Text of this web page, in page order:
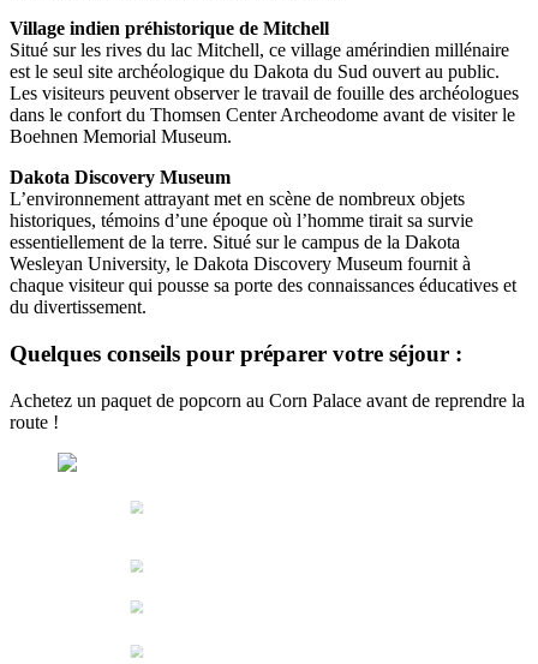
Village indien préhistorique de Mitchell
Situé sur les rives du lac Mitchell, ce village amérindien millénaire
est le seul site archéologique du Dakota du Sud ouvert au public.
Les visiteurs peuvent observer le travail de fouille des archéologues
dans le confort du Thomsen Center Archeodome avant de visiter le
Boehnen Memorial Museum.
Dakota Discovery Museum
L’environnement attrayant met en scène de nombreux objets
historiques, témoins d’une époque où l’homme tirait sa survie
essentiellement de la terre. Situé sur le campus de la Dakota
Wesleyan University, le Dakota Discovery Museum fournit à
chaque visiteur qui pousse sa porte des connaissances éducatives et
du divertissement.
Quelques conseils pour préparer votre séjour :
Achetez un paquet de popcorn au Corn Palace avant de reprendre la
route !